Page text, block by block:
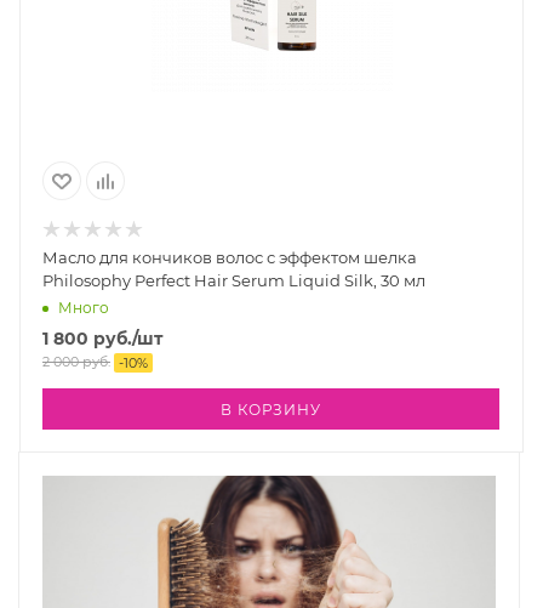
Масло для кончиков волос с эффектом шелка
Philosophy Perfect Hair Serum Liquid Silk, 30 мл
Много
1 800 руб./шт
2 000руб. -10%
В КОРЗИНУ